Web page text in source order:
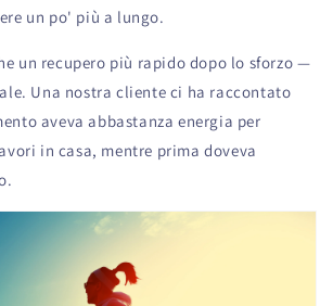
un po' più a lungo.
un recupero più rapido dopo lo sforzo —
Una nostra cliente ci ha raccontato
aveva abbastanza energia per
in casa, mentre prima doveva